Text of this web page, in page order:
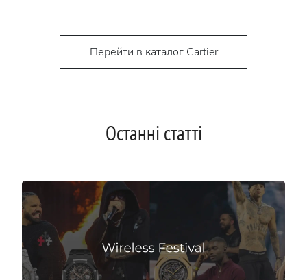
Перейти в каталог Cartier
Останні статті